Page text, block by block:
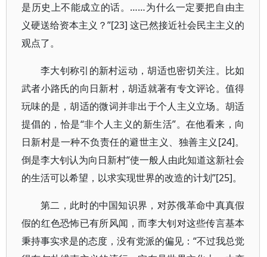
是历史上不能成立的话。……为什么一定要把自由主
义硬送给资本主义？”[23] 这已然接近社会民主主义的
观点了。
李大钊称引的新村运动，胡适也密切关注。比如
武者小路氏的向日新村，胡适就著有专文评论。值得
玩味的是，胡适的微词并非出于个人主义立场。胡适
提倡的，恰是“非个人主义的新生活”。在他看来，向
日新村是一种不负责任的避世主义、独善主义[24]。
倒是李大钊认为向日新村“使一般人由此知道这新社会
的生活可以希望，以求实现世界的改造的计划”[25]。
第二，此时的中国知识界，对苏俄革命中真真假
假的红色恐怖已有所风闻，而李大钊对这些传言基本
秉持事实求是的态度，没有党派的偏见：“不过我总觉